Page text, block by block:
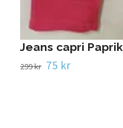
Jeans capri
299 kr 75 kr